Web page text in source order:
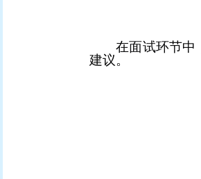
在面试环节中
建议。